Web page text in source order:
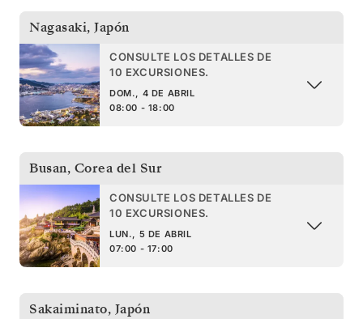
Nagasaki, Japón
CONSULTE LOS DETALLES DE
10 EXCURSIONES.
DOM., 4 DE ABRIL
08:00 - 18:00
Busan, Corea del Sur
CONSULTE LOS DETALLES DE
10 EXCURSIONES.
LUN., 5 DE ABRIL
07:00 - 17:00
Sakaiminato, Japón